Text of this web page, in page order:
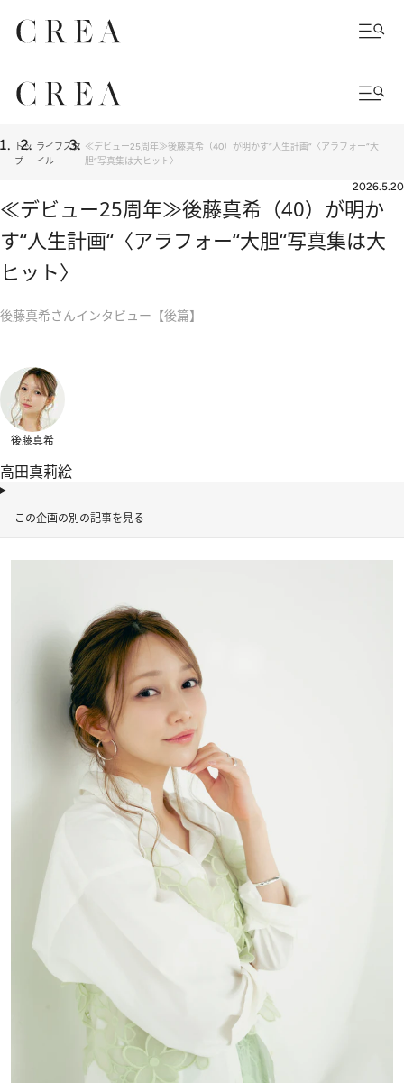
トッ
プ
ライフスタ
イル
≪デビュー25周年≫後藤真希（40）が明かす“人生計画“〈アラフォー“大
胆“写真集は大ヒット〉
2026.5.20
≪デビュー25周年≫後藤真希（40）が明か
す“人生計画“〈アラフォー“大胆“写真集は大
ヒット〉
後藤真希さんインタビュー【後篇】
後藤真希
高田真莉絵
この企画の別の記事を見る